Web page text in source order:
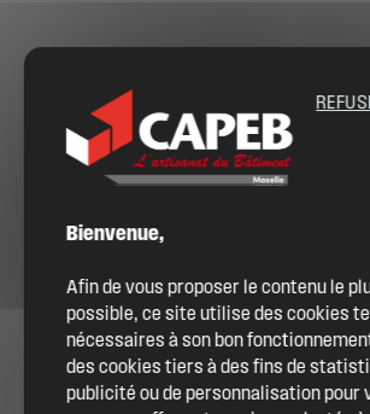
Bienvenue,
Afin de vous proposer le contenu le
possible, ce site utilise des cookies
nécessaires à son bon
des cookies tiers à des fins de
publicité ou de personnalisation pour